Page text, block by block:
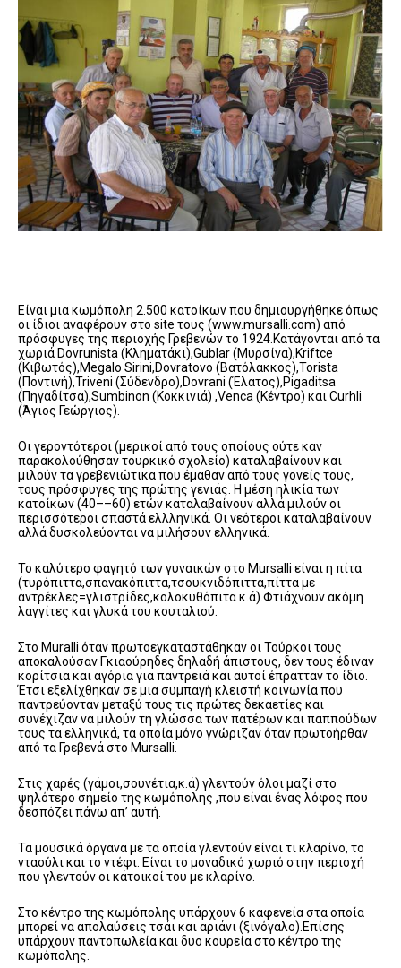
Είναι μια κωμόπολη 2.500 κατοίκων που δημιουργήθηκε όπως
οι ίδιοι αναφέρουν στο site τους (www.mursalli.com) από
πρόσφυγες της περιοχής Γρεβενών το 1924.Κατάγονται από τα
χωριά Dovrunista (Κληματάκι),Gublar (Μυρσίνα),Κriftce
(Κιβωτός),Megalo Sirini,Dovratovo (Βατόλακκος),Torista
(Ποντινή),Triveni (Σύδενδρο),Dovrani (Έλατος),Pigaditsa
(Πηγαδίτσα),Sumbinon (Κοκκινιά) ,Venca (Κέντρο) και Curhli
(Άγιος Γεώργιος).
Οι γεροντότεροι (μερικοί από τους οποίους ούτε καν
παρακολούθησαν τουρκικό σχολείο) καταλαβαίνουν και
μιλούν τα γρεβενιώτικα που έμαθαν από τους γονείς τους,
τους πρόσφυγες της πρώτης γενιάς. Η μέση ηλικία των
κατοίκων (40––60) ετών καταλαβαίνουν αλλά μιλούν οι
περισσότεροι σπαστά ελλληνικά. Οι νεότεροι καταλαβαίνουν
αλλά δυσκολεύονται να μιλήσουν ελληνικά.
Το καλύτερο φαγητό των γυναικών στο Mursalli είναι η πίτα
(τυρόπιττα,σπανακόπιττα,τσουκνιδόπιττα,πίττα με
αντρέκλες=γλιστρίδες,κολοκυθόπιτα κ.ά).Φτιάχνουν ακόμη
λαγγίτες και γλυκά του κουταλιού.
Στο Muralli όταν πρωτοεγκαταστάθηκαν οι Τούρκοι τους
αποκαλούσαν Γκιαούρηδες δηλαδή άπιστους, δεν τους έδιναν
κορίτσια και αγόρια για παντρειά και αυτοί έπρατταν το ίδιο.
Έτσι εξελίχθηκαν σε μια συμπαγή κλειστή κοινωνία που
παντρεύονταν μεταξύ τους τις πρώτες δεκαετίες και
συνέχιζαν να μιλούν τη γλώσσα των πατέρων και παππούδων
τους τα ελληνικά, τα οποία μόνο γνώριζαν όταν πρωτοήρθαν
από τα Γρεβενά στο Mursalli.
Στις χαρές (γάμοι,σουνέτια,κ.ά) γλεντούν όλοι μαζί στο
ψηλότερο σημείο της κωμόπολης ,που είναι ένας λόφος που
δεσπόζει πάνω απ’ αυτή.
Τα μουσικά όργανα με τα οποία γλεντούν είναι τι κλαρίνο, το
νταούλι και το ντέφι. Είναι το μοναδικό χωριό στην περιοχή
που γλεντούν οι κάτοικοί του με κλαρίνο.
Στο κέντρο της κωμόπολης υπάρχουν 6 καφενεία στα οποία
μπορεί να απολαύσεις τσάι και αριάνι (ξινόγαλο).Επίσης
υπάρχουν παντοπωλεία και δυο κουρεία στο κέντρο της
κωμόπολης.